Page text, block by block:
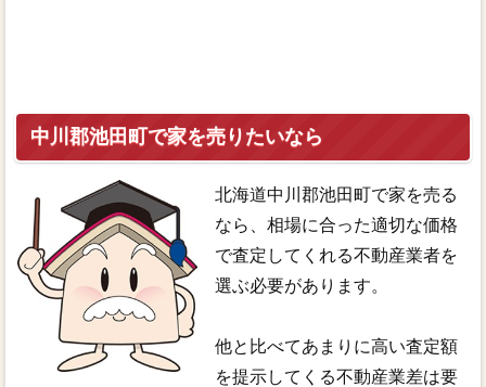
中川郡池田町で家を売りたいなら
北海道中川郡池田町で家を売る
なら、相場に合った適切な価格
で査定してくれる不動産業者を
選ぶ必要があります。
他と比べてあまりに高い査定額
を提示してくる不動産業差は要